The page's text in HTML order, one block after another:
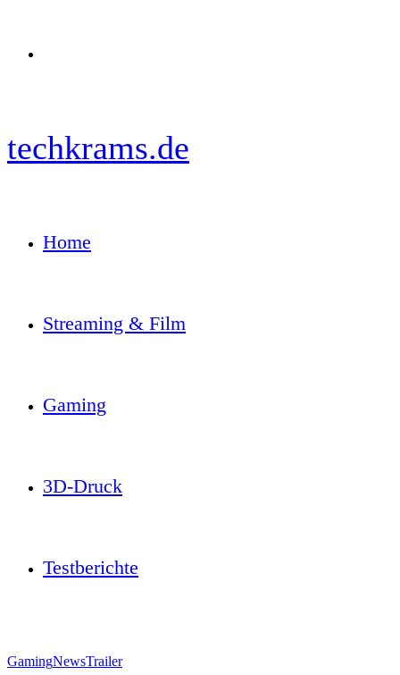
techkrams.de
Home
Streaming & Film
Gaming
3D-Druck
Testberichte
GamingNewsTrailer